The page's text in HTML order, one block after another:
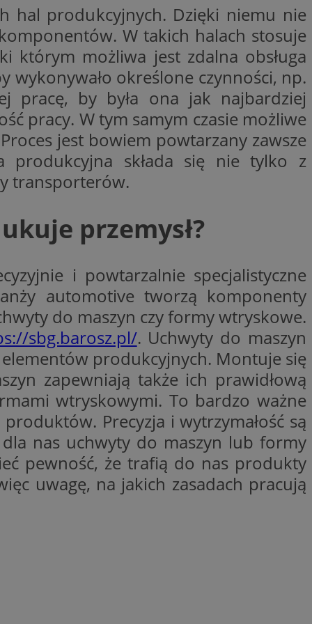
hal produkcyjnych. Dzięki niemu nie
W takich halach stosuje
którym możliwa jest zdalna obsługa
wykonywało określone czynności, np.
pracę, by była ona jak najbardziej
pracy. W tym samym czasie możliwe
jest bowiem powtarzany zawsze
produkcyjna składa się nie tylko z
transporterów.
przemysł?
i powtarzalnie specjalistyczne
automotive tworzą komponenty
do maszyn czy formy wtryskowe.
sbg.barosz.pl/. Uchwyty do maszyn
produkcyjnych. Montuje się
zapewniają także ich prawidłową
wtryskowymi. To bardzo ważne
Precyzja i wytrzymałość są
nas uchwyty do maszyn lub formy
pewność, że trafią do nas produkty
uwagę, na jakich zasadach pracują
sesji.
sesji.
sesji.
ludzi i botów. Jest
na temat
zgody
ich interakcji z
zostaną
Cookie-
poprawnie.
ludzi i botów. Jest
Microsoft
informacji
stron w jedną
o tym, jak
na przykład jakie
o błędach są
mogą być
i
dla
określone
skuteczności, a
aby śledzić
czy
wersji
używamy do
wewnętrznej
w celu śledzenia
firmę
Opis